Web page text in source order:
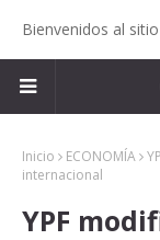
Bienvenidos al
Inicio ECONOMÍA
internacional
YPF